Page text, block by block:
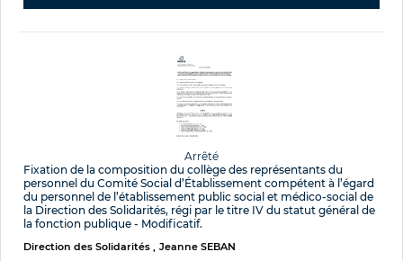
Arrêté
Fixation de la composition du collège des représentants du
personnel du Comité Social d’Établissement compétent à l’égard
du personnel de l’établissement public social et médico-social de
la Direction des Solidarités, régi par le titre IV du statut général de
la fonction publique - Modificatif.
Direction des Solidarités Jeanne SEBAN